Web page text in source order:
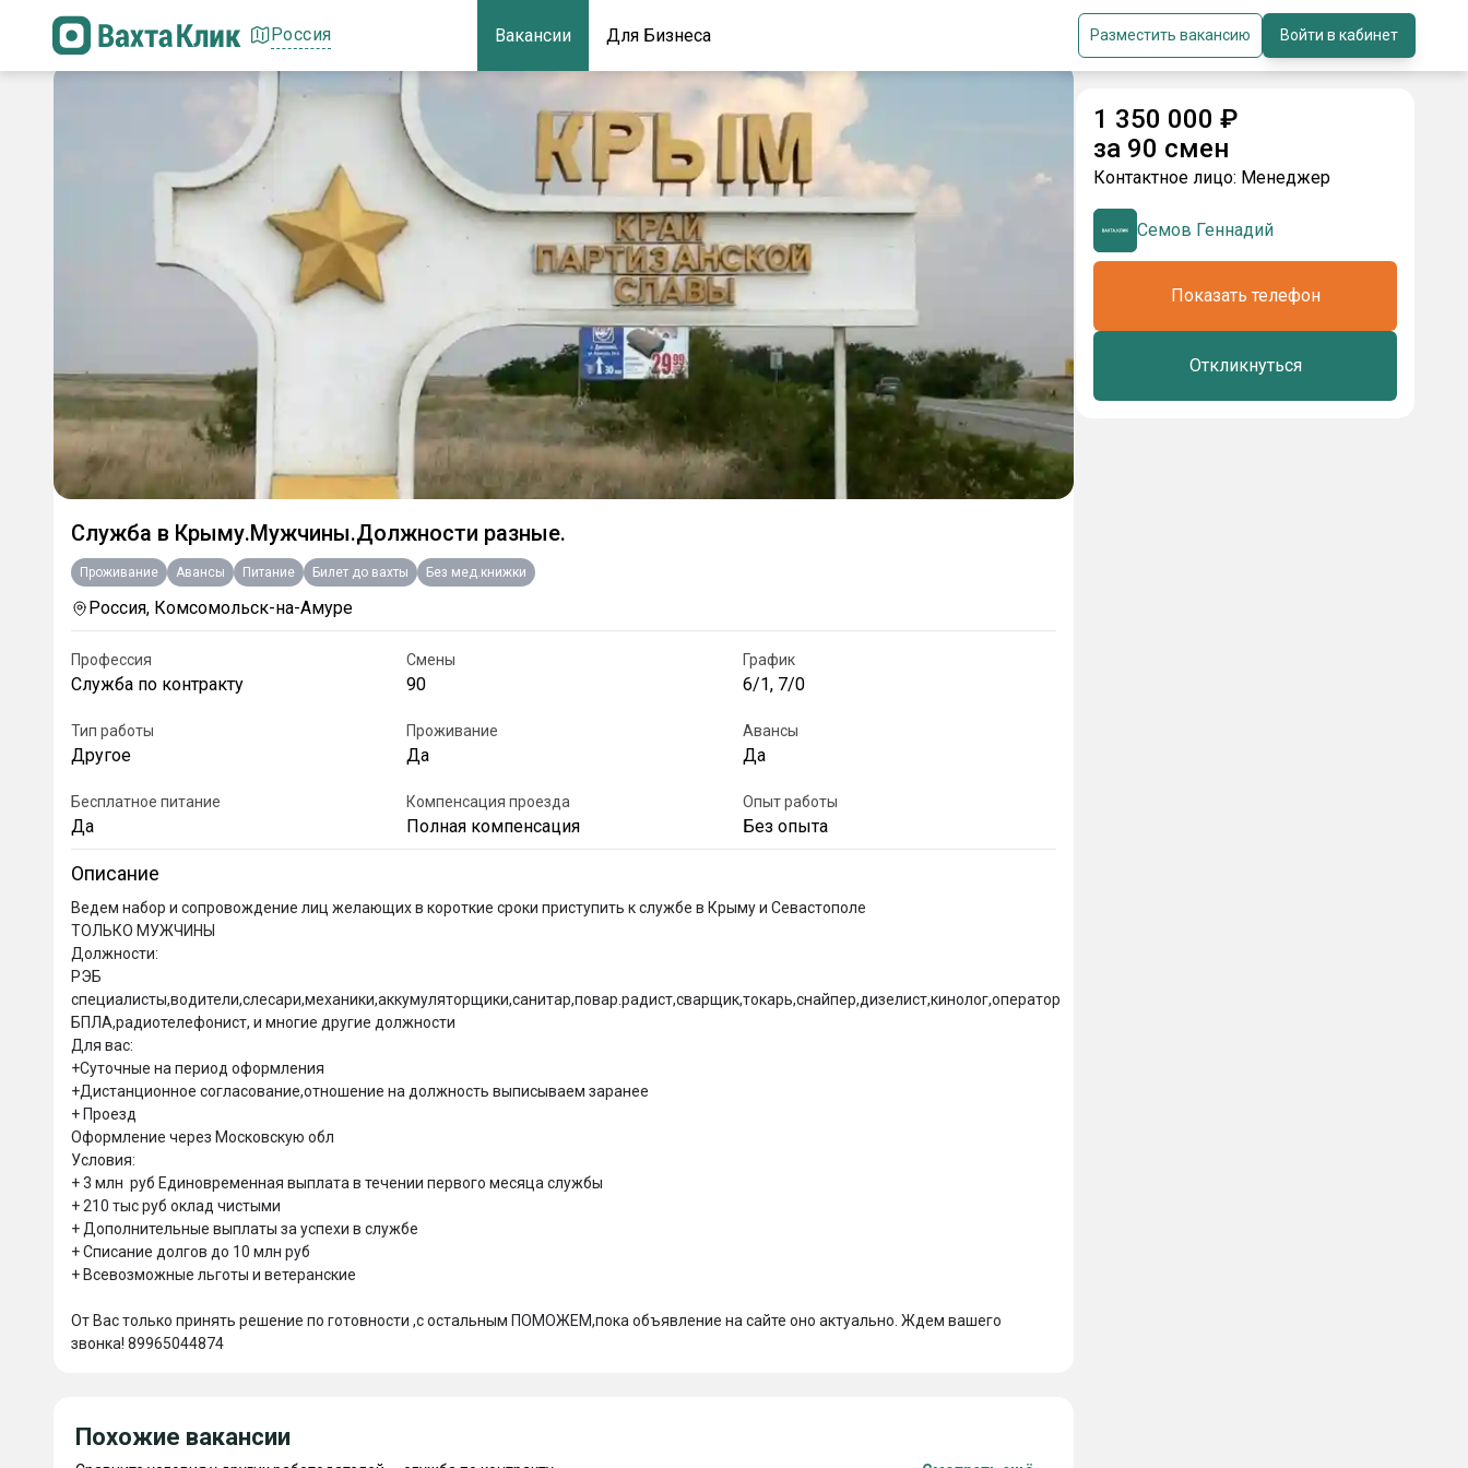
Россия Вакансии Для Бизнеса Разместить вакансию Войти в кабинет
Служба в Крыму.Мужчины.Должности разные.
Проживание Авансы Питание Билет до вахты Без мед.книжки
Россия, Комсомольск-на-Амуре
Профессия
Служба по контракту
Смены
90
График
6/1, 7/0
Тип работы
Другое
Проживание
Да
Авансы
Да
Бесплатное питание
Да
Компенсация проезда
Полная компенсация
Опыт работы
Без опыта
Описание
Ведем набор и сопровождение лиц желающих в короткие сроки приступить к службе в Крыму и Севастополе
ТОЛЬКО МУЖЧИНЫ
Должности:
РЭБ
специалисты,водители,слесари,механики,аккумуляторщики,санитар,повар.радист,сварщик,токарь,снайпер,дизелист,кинолог,оператор
БПЛА,радиотелефонист, и многие другие должности
Для вас:
+Суточные на период оформления
+Дистанционное согласование,отношение на должность выписываем заранее
+ Проезд
Оформление через Московскую обл
Условия:
+ 3 млн  руб Единовременная выплата в течении первого месяца службы
+ 210 тыс руб оклад чистыми
+ Дополнительные выплаты за успехи в службе
+ Списание долгов до 10 млн руб
+ Всевозможные льготы и ветеранские
От Вас только принять решение по готовности ,с остальным ПОМОЖЕМ,пока объявление на сайте оно актуально. Ждем вашего
звонка! 89965044874
Похожие вакансии
1 350 000 ₽
за 90 смен
Контактное лицо: Менеджер
Семов Геннадий
Показать телефон
Откликнуться